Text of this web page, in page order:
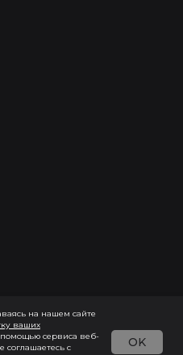
на нашем сайте
ваших
помощью сервиса веб-
соглашаетесь с
OK